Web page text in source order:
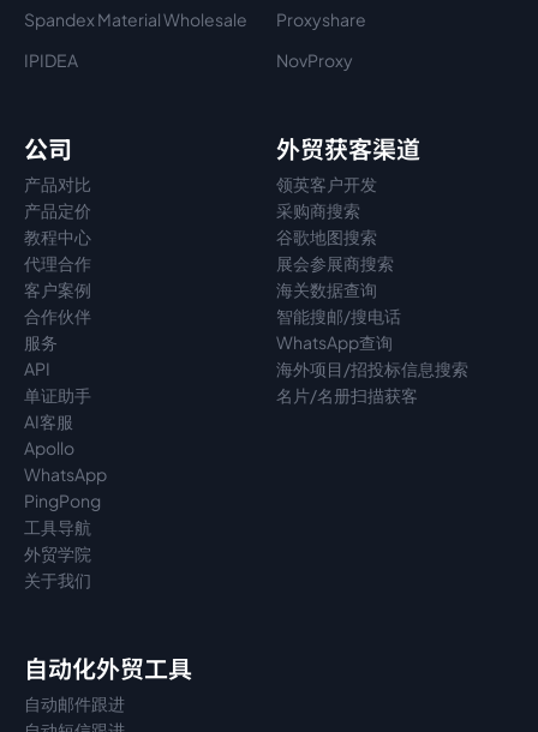
Spandex Material Wholesale​
Proxyshare
IPIDEA
NovProxy
公司
产品对比
产品定价
教程中心
代理合作
客户案例
合作伙伴
服务
API
单证助手
AI客服
Apollo
WhatsApp
PingPong
工具导航
外贸学院
关于我们
外贸获客渠道
领英客户开发
采购商搜索
谷歌地图搜索
展会参展商搜索
海关数据查询
智能搜邮/搜电话
WhatsApp查询
海外项目/招投标信息搜索
名片/名册扫描获客
自动化外贸工具
自动邮件跟进